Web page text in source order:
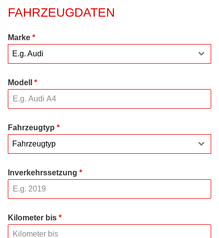
FAHRZEUGDATEN
Marke *
E.g. Audi
Modell *
Fahrzeugtyp *
Fahrzeugtyp
Inverkehrssetzung *
Kilometer bis *